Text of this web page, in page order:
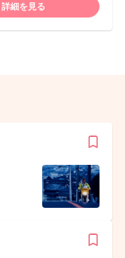
活かして
★高価な欲しいも
詳細を見る